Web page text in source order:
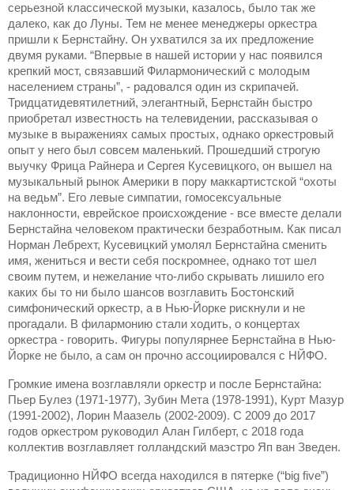
серьезной классической музыки, казалось, было так же
далеко, как до Луны. Тем не менее менеджеры оркестра
пришли к Бернстайну. Он ухватился за их предложение
двумя руками. “Впервые в нашей истории у нас появился
крепкий мост, связавший Филармонический с молодым
населением страны”, - радовался один из скрипачей.
Тридцатидевятилетний, элегантный, Бернстайн быстро
приобретал известность на телевидении, рассказывая о
музыке в выражениях самых простых, однако оркестровый
опыт у него был совсем маленький. Прошедший строгую
выучку Фрица Райнера и Сергея Кусевицкого, он вышел на
музыкальный рынок Америки в пору маккартистской “охоты
на ведьм”. Его левые симпатии, гомосексуальные
наклонности, еврейское происхождение - все вместе делали
Бернстайна человеком практически безработным. Как писал
Норман Лебрехт, Кусевицкий умолял Бернстайна сменить
имя, жениться и вести себя поскромнее, однако тот шел
своим путем, и нежелание что-либо скрывать лишило его
каких бы то ни было шансов возглавить Бостонский
симфонический оркестр, а в Нью-Йорке рискнули и не
прогадали. В филармонию стали ходить, о концертах
оркестра - говорить. Фигуры популярнее Бернстайна в Нью-
Йорке не было, а сам он прочно ассоциировался с НЙФО.
Громкие имена возглавляли оркестр и после Бернстайна:
Пьер Булез (1971-1977), Зубин Мета (1978-1991), Курт Мазур
(1991-2002), Лорин Маазель (2002-2009). С 2009 до 2017
годов оркестром руководил Алан Гилберт, с 2018 года
коллектив возглавляет голландский маэстро Яп ван Зведен.
Традиционно НЙФО всегда находился в пятерке (“big five”)